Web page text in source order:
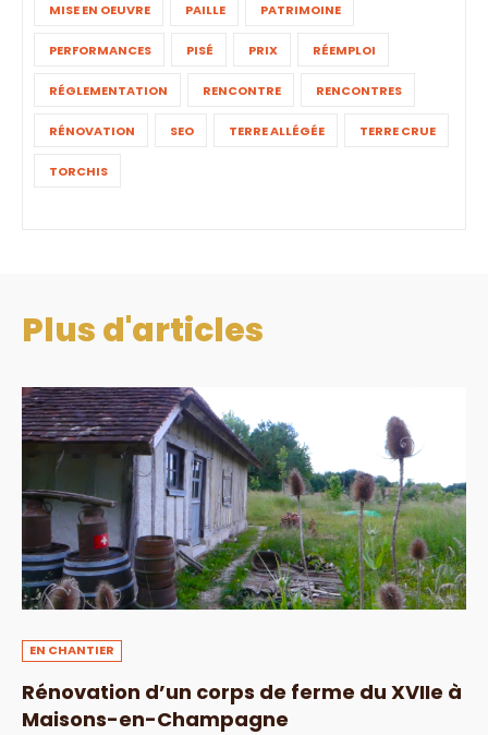
MISE EN OEUVRE PAILLE PATRIMOINE
PERFORMANCES PISÉ PRIX RÉEMPLOI
RÉGLEMENTATION RENCONTRE RENCONTRES
RÉNOVATION SEO TERRE ALLÉGÉE TERRE CRUE
TORCHIS
Plus d'articles
EN CHANTIER
Rénovation d’un corps de ferme du XVIIe à
Maisons-en-Champagne